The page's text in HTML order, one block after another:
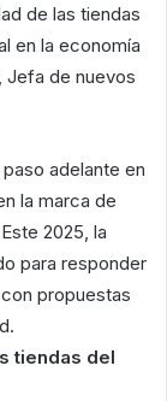
de las tiendas
en la economía
Jefa de nuevos
adelante en
la marca de
2025, la
para responder
propuestas
tiendas del